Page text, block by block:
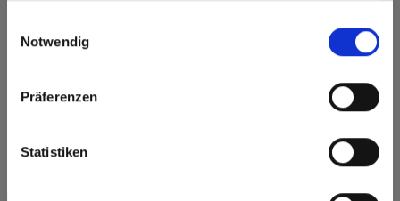
Notwendig
Präferenzen
Statistiken
rest of the world!